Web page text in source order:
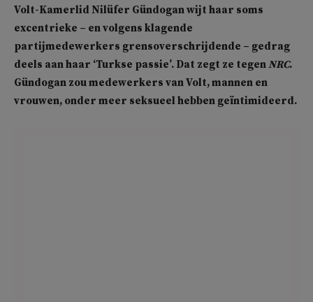
Volt-Kamerlid Nilüfer Gündogan wijt haar soms
excentrieke – en volgens klagende
partijmedewerkers grensoverschrijdende – gedrag
deels aan haar ‘Turkse passie’. Dat zegt ze tegenNRC.
Gündogan zou medewerkers van Volt, mannen en
vrouwen, onder meer seksueel hebben geïntimideerd.